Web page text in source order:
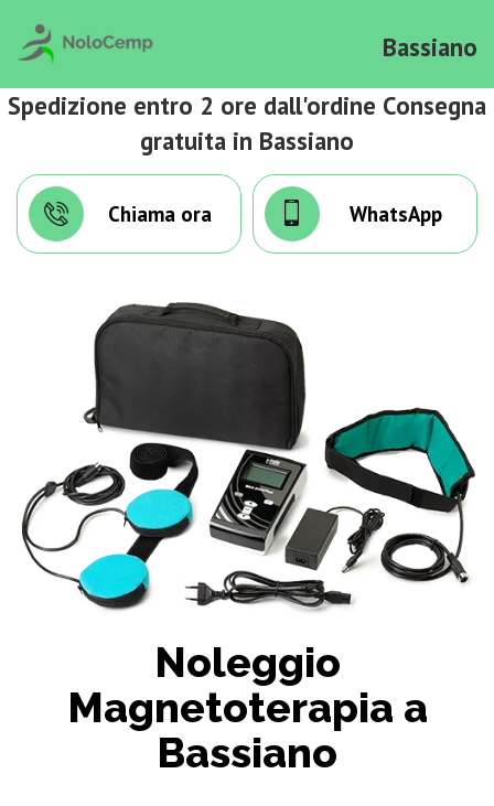
Bassiano
Spedizione entro 2 ore dall'ordine Consegna
gratuita in Bassiano
Chiama ora WhatsApp
Noleggio
Magnetoterapia a
Bassiano